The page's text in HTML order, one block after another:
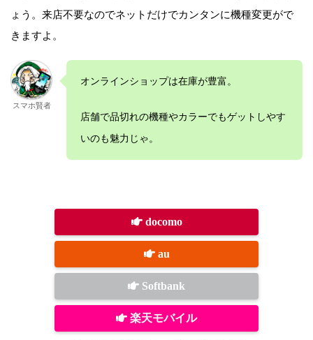
ょう。来店不要なのでネットだけでカンタンに機種変更がで
きますよ。
スマホ賢者
オンラインショップは在庫が豊富。
店舗で品切れの機種やカラーでもゲットしやす
いのも魅力じゃ。
docomo
au
Softbank
楽天モバイル